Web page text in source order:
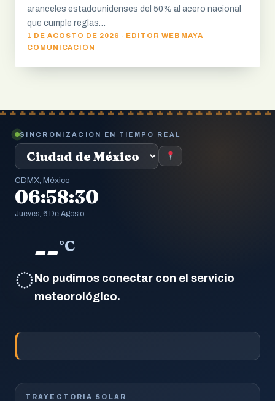
aranceles estadounidenses del 50% al acero nacional
que cumple reglas…
1 DE AGOSTO DE 2026 · EDITOR WEB MAYA
COMUNICACIÓN
SINCRONIZACIÓN EN TIEMPO REAL
CDMX, México
06:58:31
Jueves, 6 De Agosto
◌
--°C
No pudimos conectar con el servicio
meteorológico.
TRAYECTORIA SOLAR